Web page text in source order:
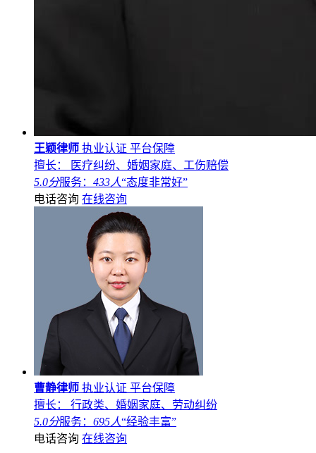
王颖律师 执业认证 平台保障
擅长： 医疗纠纷、婚姻家庭、工伤赔偿
5.0分服务： 433人“态度非常好”
电话咨询 在线咨询
曹静律师 执业认证 平台保障
擅长： 行政类、婚姻家庭、劳动纠纷
5.0分服务： 695人“经验丰富”
电话咨询 在线咨询